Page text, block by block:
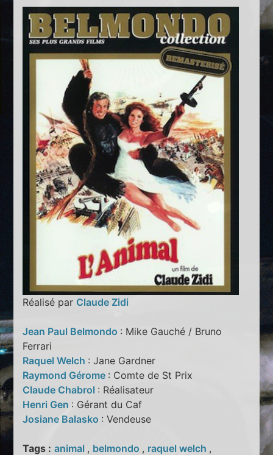
Réalisé par Claude Zidi
Jean Paul Belmondo : Mike Gauché / Bruno
Ferrari
Raquel Welch : Jane Gardner
Raymond Gérome : Comte de St Prix
Claude Chabrol : Réalisateur
Henri Gen : Gérant du Caf
Josiane Balasko : Vendeuse
Tags : animal , belmondo , raquel welch ,